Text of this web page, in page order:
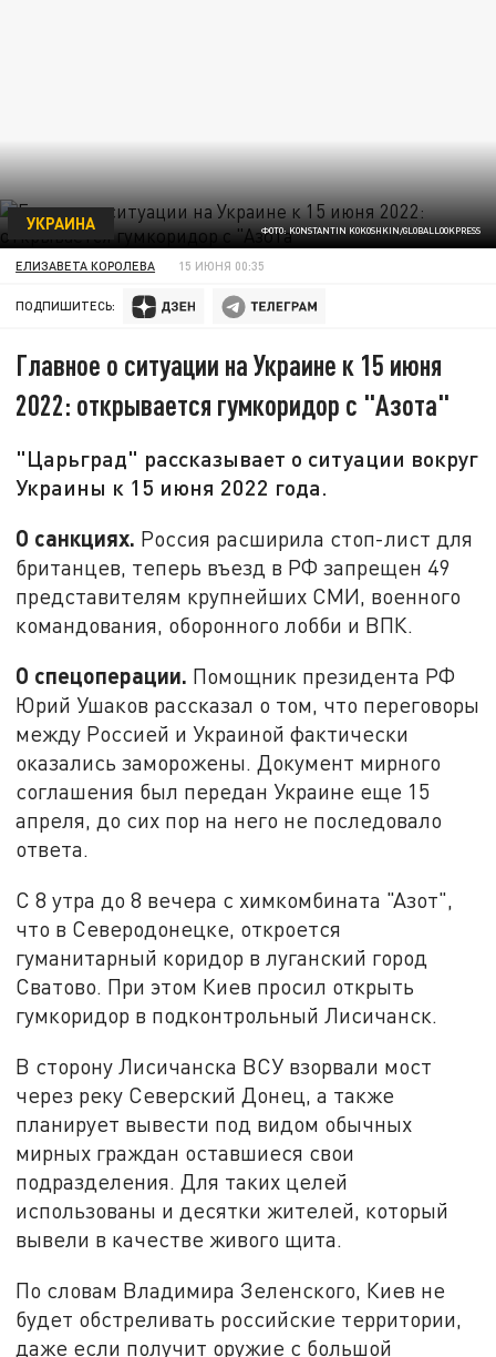
ФОТО: KONSTANTIN KOKOSHKIN/GLOBALLOOKPRESS
УКРАИНА
ЕЛИЗАВЕТА КОРОЛЕВА 15 ИЮНЯ 00:35
ПОДПИШИТЕСЬ:
Главное о ситуации на Украине к 15 июня
2022: открывается гумкоридор с "Азота"
"Царьград" рассказывает о ситуации вокруг
Украины к 15 июня 2022 года.
О санкциях. Россия расширила стоп-лист для
британцев, теперь въезд в РФ запрещен 49
представителям крупнейших СМИ, военного
командования, оборонного лобби и ВПК.
О спецоперации. Помощник президента РФ
Юрий Ушаков рассказал о том, что переговоры
между Россией и Украиной фактически
оказались заморожены. Документ мирного
соглашения был передан Украине еще 15
апреля, до сих пор на него не последовало
ответа.
С 8 утра до 8 вечера с химкомбината "Азот",
что в Северодонецке, откроется
гуманитарный коридор в луганский город
Сватово. При этом Киев просил открыть
гумкоридор в подконтрольный Лисичанск.
В сторону Лисичанска ВСУ взорвали мост
через реку Северский Донец, а также
планирует вывести под видом обычных
мирных граждан оставшиеся свои
подразделения. Для таких целей
использованы и десятки жителей, который
вывели в качестве живого щита.
По словам Владимира Зеленского, Киев не
будет обстреливать российские территории,
даже если получит оружие с большой